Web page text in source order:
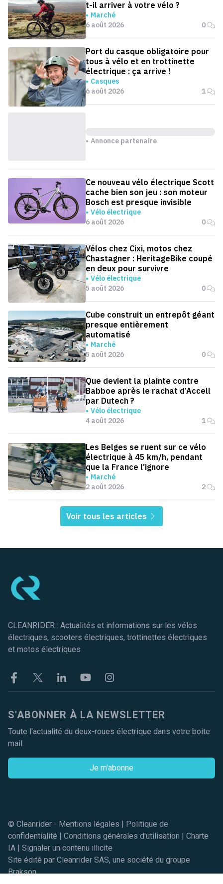
t-il arriver à votre vélo ?
Marché
6 août 2026
0
Port du casque obligatoire pour
tous à vélo et en trottinette
électrique : ça arrive !
Casques
6 août 2026
1
Annonce partenaire
Ce nouveau vélo électrique Scott
cache bien son jeu : son moteur
Bosch est presque invisible
Vélo électrique
6 août 2026
0
Vélos chez Cixi, motos chez
Chastagner : HeritageBike coupé
en deux pour survivre
Vélo électrique
5 août 2026
0
Cube construit un entrepôt géant
presque entièrement
automatisé
Marché
5 août 2026
0
Que devient la plainte contre
Babboe après le rachat d’Accell
par Dutech ?
Vélo électrique
4 août 2026
1
Les Belges se ruent sur ce vélo
électrique à 45 km/h, pendant
que la France l’ignore
Marché
2 août 2026
2
Voir tous les articles
CLEANRIDER : Actualités et informations sur les vélos
électriques, scooters électriques, trottinettes électriques
et motos électriques
FacebookTwitter LinkekinYoutubeInstagram
S'ABONNER À LA NEWSLETTER
Toute l'actualité du deux-roues électrique dans votre boite
mail.
Je m'abonne
© Cleanrider - Mentions légales
Politique de
confidentialité
Conditions générales d'utilisation
Charte
IA
Signaler un contenu illicite
Site édité par Cleanrider SAS, une société du groupe
Brakson